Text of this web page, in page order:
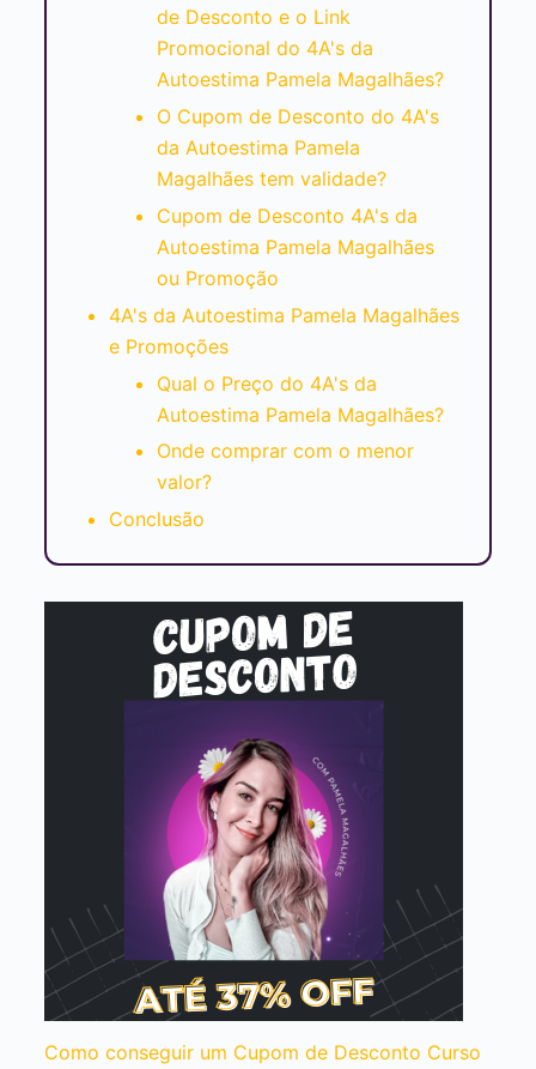
de Desconto e o Link
Promocional do 4A's da
Autoestima Pamela Magalhães?
O Cupom de Desconto do 4A's
da Autoestima Pamela
Magalhães tem validade?
Cupom de Desconto 4A's da
Autoestima Pamela Magalhães
ou Promoção
4A's da Autoestima Pamela Magalhães
e Promoções
Qual o Preço do 4A's da
Autoestima Pamela Magalhães?
Onde comprar com o menor
valor?
Conclusão
Como conseguir um Cupom de Desconto Curso